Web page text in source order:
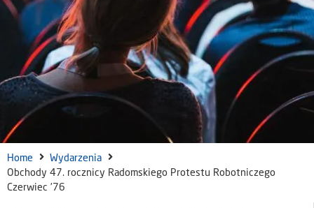
Home
Wydarzenia
Obchody 47. rocznicy Radomskiego Protestu Robotniczego
Czerwiec ’76